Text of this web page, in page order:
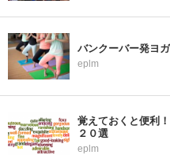
バンクーバー発ヨ
eplm
覚えておくと便利
２０選
eplm